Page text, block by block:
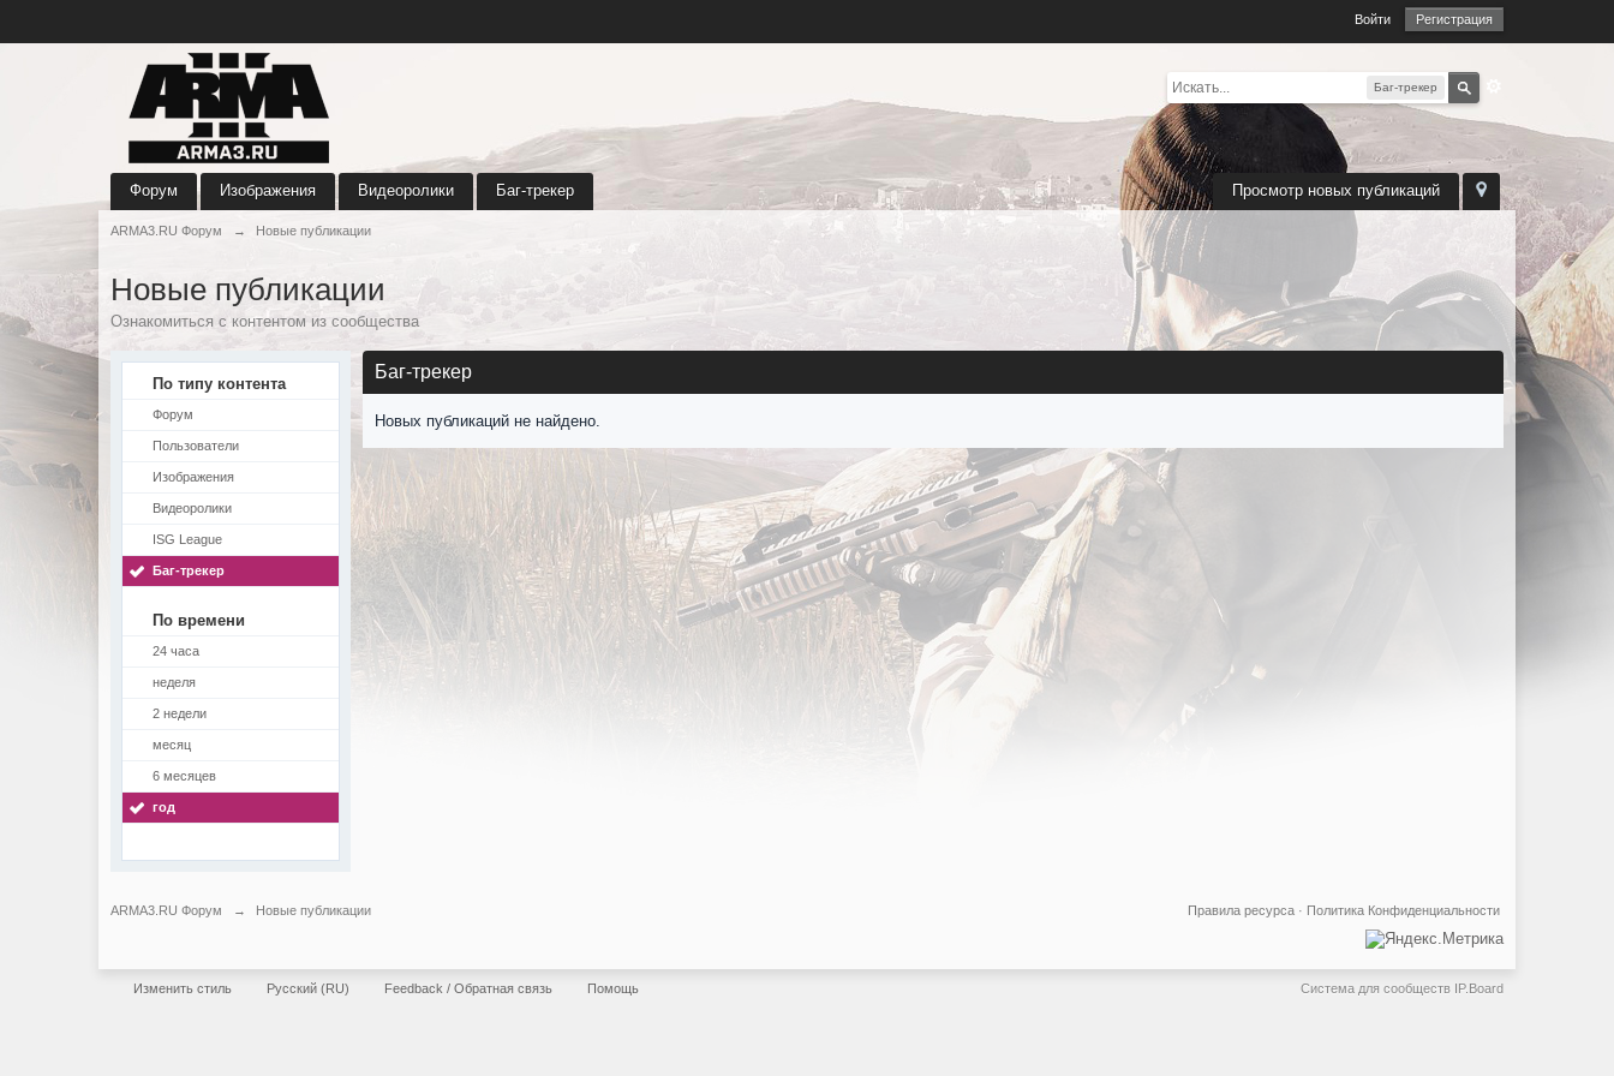
Войти Регистрация
Баг-трекер
Просмотр новых публикаций
Форум Изображения Видеоролики Баг-трекер
ARMA3.RU Форум → Новые публикации
Новые публикации
Ознакомиться с контентом из сообщества
По типу контента
Форум
Пользователи
Изображения
Видеоролики
ISG League
Баг-трекер
По времени
24 часа
неделя
2 недели
месяц
6 месяцев
год
Баг-трекер
Новых публикаций не найдено.
ARMA3.RU Форум → Новые публикации Политика Конфиденциальности
Правила ресурса ·
Изменить стиль Русский (RU) Feedback / Обратная связь Помощь Система для сообществ IP.Board